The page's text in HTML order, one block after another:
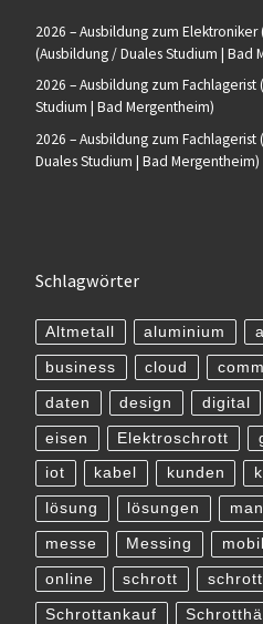
2026 – Ausbildung zum
(Ausbildung / Duales Studium | Bad
2026 – Ausbildung zum
Studium | Bad Mergentheim)
2026 – Ausbildung zum
Duales Studium | Bad Mergentheim)
Schlagwörter
Altmetall aluminium
business cloud
daten design digital
eisen Elektroschrott
iot kabel kunden
lösung lösungen
messe Messing
online schrott
Schrottankauf